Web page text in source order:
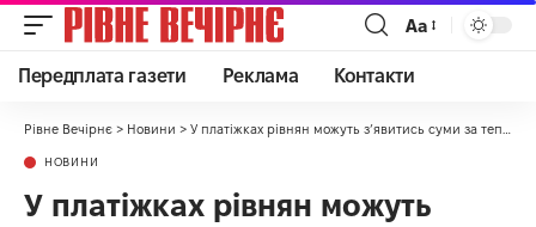
Аа
Передплата газети Реклама Контакти
Рівне Вечірнє > Новини > У платіжках рівнян можуть зʼявитись суми за тепло вищі, ніж зазвичай
НОВИНИ
У платіжках рівнян можуть